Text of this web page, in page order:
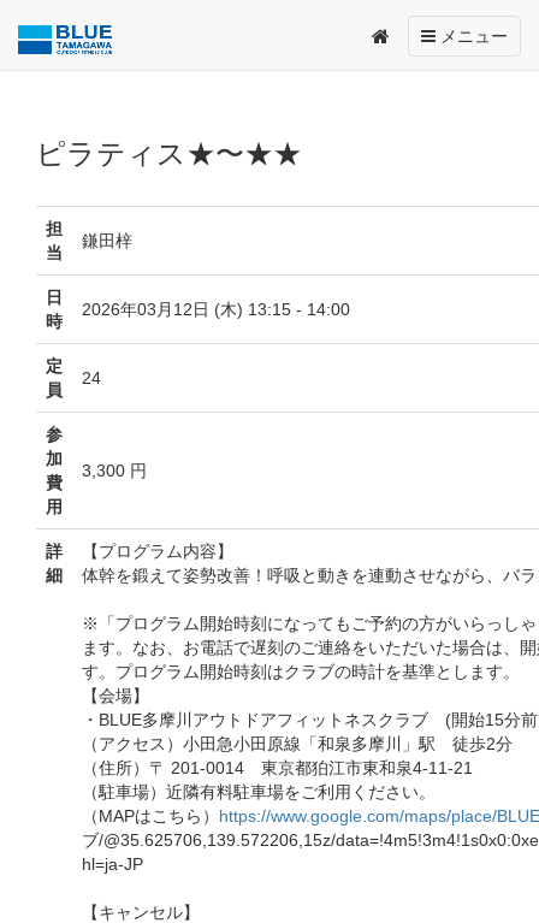
Toggle
navigation
メニュー
ピラティス★〜★★
担
当
鎌田梓
日
時
2026年03月12日 (木) 13:15 - 14:00
定
員
24
参
加
費
用
3,300 円
詳
細
【プログラム内容】
体幹を鍛えて姿勢改善！呼吸と動きを連動させながら、バ
※「プログラム開始時刻になってもご予約の方がいらっし
ます。なお、お電話で遅刻のご連絡をいただいた場合は、
す。プログラム開始時刻はクラブの時計を基準とします。
【会場】
・BLUE多摩川アウトドアフィットネスクラブ (開始15分
（アクセス）小田急小田原線「和泉多摩川」駅 徒歩2分
（住所）〒 201-0014 東京都狛江市東和泉4-11-21
（駐車場）近隣有料駐車場をご利用ください。
（MAPはこちら） https://www.google.com/maps/place/BLUE
ブ/@35.625706,139.572206,15z/
hl=ja-JP
【キャンセル】